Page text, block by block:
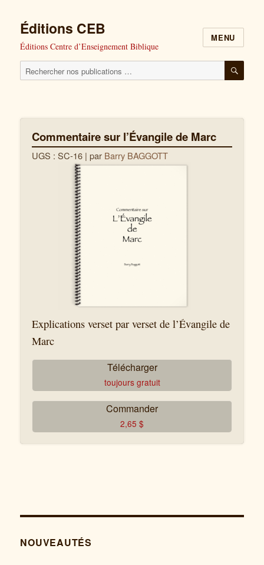
Éditions CEB
Éditions Centre d’Enseignement Biblique
MENU
Cherchez
pour
Commentaire sur l’Évangile de Marc
UGS : SC-16 | par Barry BAGGOTT
Explications verset par verset de l’Évangile de
Marc
Télécharger
toujours gratuit
Commander
2,65 $
NOUVEAUTÉS